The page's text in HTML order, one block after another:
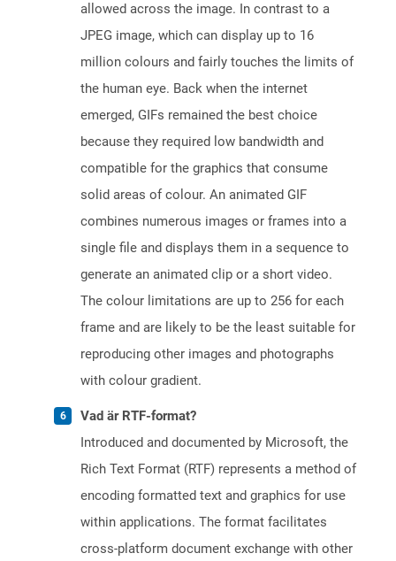
allowed across the image. In contrast to a
JPEG image, which can display up to 16
million colours and fairly touches the limits of
the human eye. Back when the internet
emerged, GIFs remained the best choice
because they required low bandwidth and
compatible for the graphics that consume
solid areas of colour. An animated GIF
combines numerous images or frames into a
single file and displays them in a sequence to
generate an animated clip or a short video.
The colour limitations are up to 256 for each
frame and are likely to be the least suitable for
reproducing other images and photographs
with colour gradient.
Vad är RTF-format?
Introduced and documented by Microsoft, the
Rich Text Format (RTF) represents a method of
encoding formatted text and graphics for use
within applications. The format facilitates
cross-platform document exchange with other